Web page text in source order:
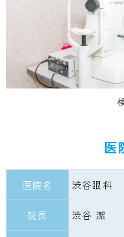
医
医院名 渋谷眼科
院長 渋谷 潔